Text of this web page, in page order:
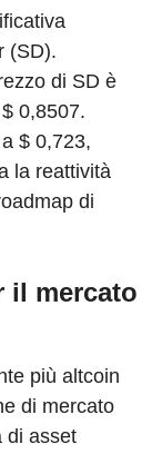
(SD).
di SD è
0,8507.
$ 0,723,
la reattività
di
il mercato
più altcoin
di mercato
di asset